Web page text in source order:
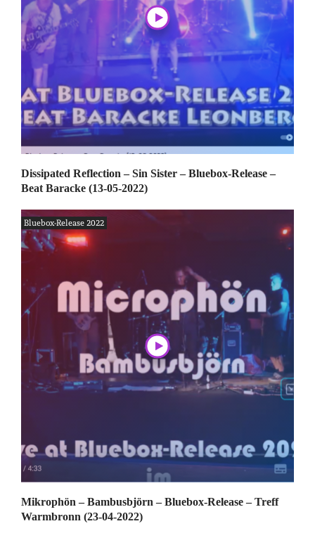
Dissipated Reflection – Sin Sister – Bluebox-Release –
Beat Baracke (13-05-2022)
Bluebox-Release 2022
Mikrophön – Bambusbjörn – Bluebox-Release – Treff
Warmbronn (23-04-2022)